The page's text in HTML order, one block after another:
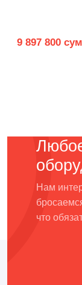
9 897 800 сум
Нам
что